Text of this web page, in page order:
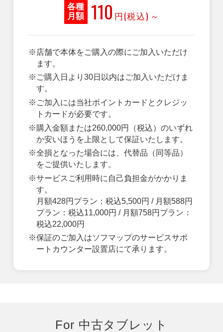
各種
月額
110 円(税込) ～
※店舗で本体をご購入の際にご加入いただけ
ます。
※ご購入日より30日以内はご加入いただけま
す。
※ご加入には当社ポイントカードとクレジッ
トカードが必要です。
※購入金額または260,000円（税込）のいずれ
か安いほうを上限として保証いたします。
※全損となった場合には、代替品（同等品）
をご提供いたします。
※サービスご利用時に自己負担金がかかりま
す。
月額428円プラン：税込5,500円 / 月額588円
プラン：税込11,000円 / 月額758円プラン：
税込22,000円
※保証のご加入はソフマップのサービスサポ
ートカウンター設置店にて承ります。
For 中古タブレット